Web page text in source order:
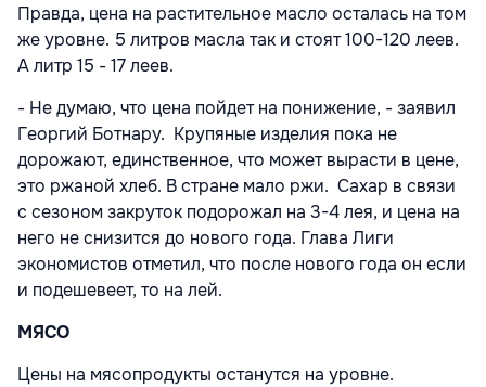
Правда, цена на растительное масло осталась на том
же уровне. 5 литров масла так и стоят 100-120 леев.
А литр 15 - 17 леев.
- Не думаю, что цена пойдет на понижение, - заявил
Георгий Ботнару. Крупяные изделия пока не
дорожают, единственное, что может вырасти в цене,
это ржаной хлеб. В стране мало ржи. Сахар в связи
с сезоном закруток подорожал на 3-4 лея, и цена на
него не снизится до нового года. Глава Лиги
экономистов отметил, что после нового года он если
и подешевеет, то на лей.
МЯСО
Цены на мясопродукты останутся на уровне.